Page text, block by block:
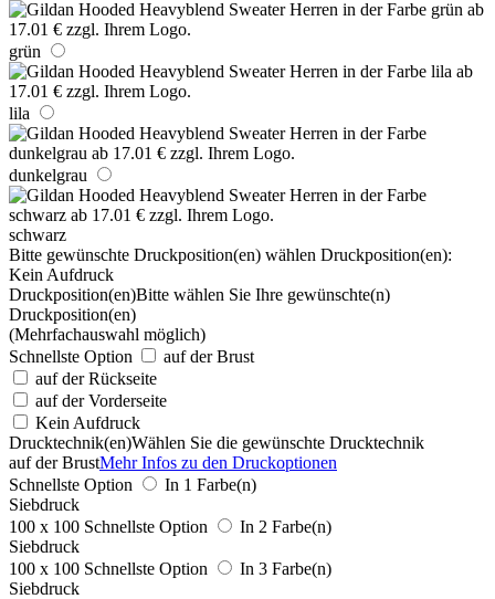
grün
lila
dunkelgrau
schwarz
Bitte gewünschte Druckposition(en) wählen Druckposition(en):
Kein Aufdruck
Druckposition(en)Bitte wählen Sie Ihre gewünschte(n)
Druckposition(en)
(Mehrfachauswahl möglich)
Schnellste Option
auf der Brust
auf der Rückseite
auf der Vorderseite
Kein Aufdruck
Drucktechnik(en)Wählen Sie die gewünschte Drucktechnik
auf der BrustMehr Infos zu den Druckoptionen
Schnellste Option
In 1 Farbe(n)
Siebdruck
100 x 100 Schnellste Option
In 2 Farbe(n)
Siebdruck
100 x 100 Schnellste Option
In 3 Farbe(n)
Siebdruck